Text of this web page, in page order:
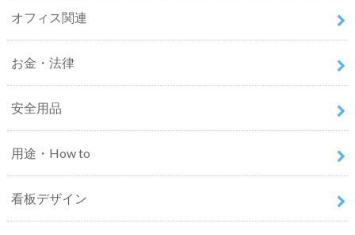
オフィス関連
お金・法律
安全用品
用途・How to
看板デザイン